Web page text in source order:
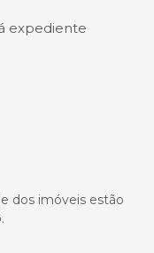
expediente
dos imóveis estão